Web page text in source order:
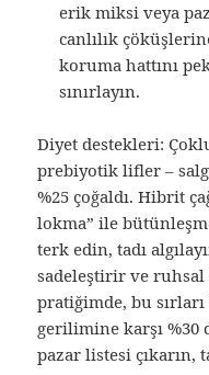
erik miksi veya
canlılık
koruma hattını
sınırlayın.
Diyet destekleri:
prebiyotik lifler –
%25 çoğaldı. Hibrit
lokma” ile
terk edin, tadı
sadeleştirir ve ruhsal
pratiğimde, bu
gerilimine karşı %30
pazar listesi